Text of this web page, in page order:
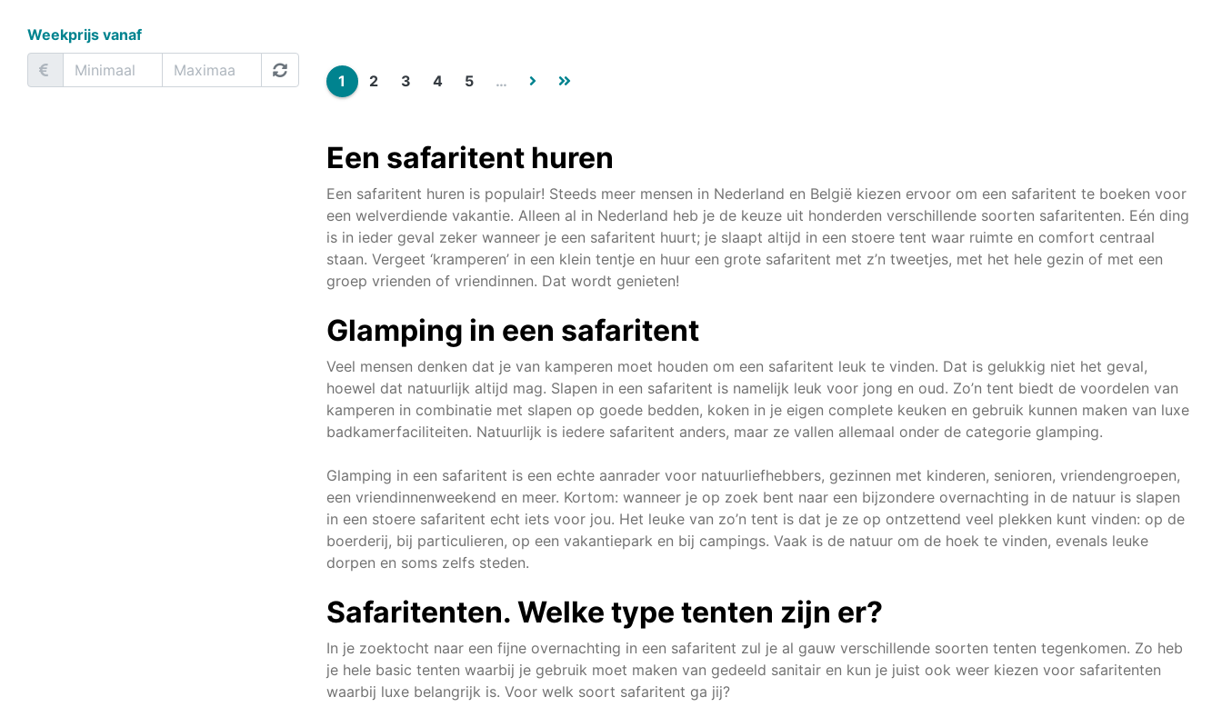
Weekprijs vanaf
1 2 3 4 5 …
Een safaritent huren
Een safaritent huren is populair! Steeds meer mensen in Nederland en België kiezen ervoor om een safaritent te boeken voor
een welverdiende vakantie. Alleen al in Nederland heb je de keuze uit honderden verschillende soorten safaritenten. Eén ding
is in ieder geval zeker wanneer je een safaritent huurt; je slaapt altijd in een stoere tent waar ruimte en comfort centraal
staan. Vergeet ‘kramperen’ in een klein tentje en huur een grote safaritent met z’n tweetjes, met het hele gezin of met een
groep vrienden of vriendinnen. Dat wordt genieten!
Glamping in een safaritent
Veel mensen denken dat je van kamperen moet houden om een safaritent leuk te vinden. Dat is gelukkig niet het geval,
hoewel dat natuurlijk altijd mag. Slapen in een safaritent is namelijk leuk voor jong en oud. Zo’n tent biedt de voordelen van
kamperen in combinatie met slapen op goede bedden, koken in je eigen complete keuken en gebruik kunnen maken van luxe
badkamerfaciliteiten. Natuurlijk is iedere safaritent anders, maar ze vallen allemaal onder de categorie glamping.
Glamping in een safaritent is een echte aanrader voor natuurliefhebbers, gezinnen met kinderen, senioren, vriendengroepen,
een vriendinnenweekend en meer. Kortom: wanneer je op zoek bent naar een bijzondere overnachting in de natuur is slapen
in een stoere safaritent echt iets voor jou. Het leuke van zo’n tent is dat je ze op ontzettend veel plekken kunt vinden: op de
boerderij, bij particulieren, op een vakantiepark en bij campings. Vaak is de natuur om de hoek te vinden, evenals leuke
dorpen en soms zelfs steden.
Safaritenten. Welke type tenten zijn er?
In je zoektocht naar een fijne overnachting in een safaritent zul je al gauw verschillende soorten tenten tegenkomen. Zo heb
je hele basic tenten waarbij je gebruik moet maken van gedeeld sanitair en kun je juist ook weer kiezen voor safaritenten
waarbij luxe belangrijk is. Voor welk soort safaritent ga jij?